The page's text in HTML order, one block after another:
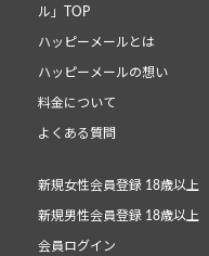
ル」TOP
ハッピーメールとは
ハッピーメールの想い
料金について
よくある質問
新規女性会員登録 18歳以上
新規男性会員登録 18歳以上
会員ログイン